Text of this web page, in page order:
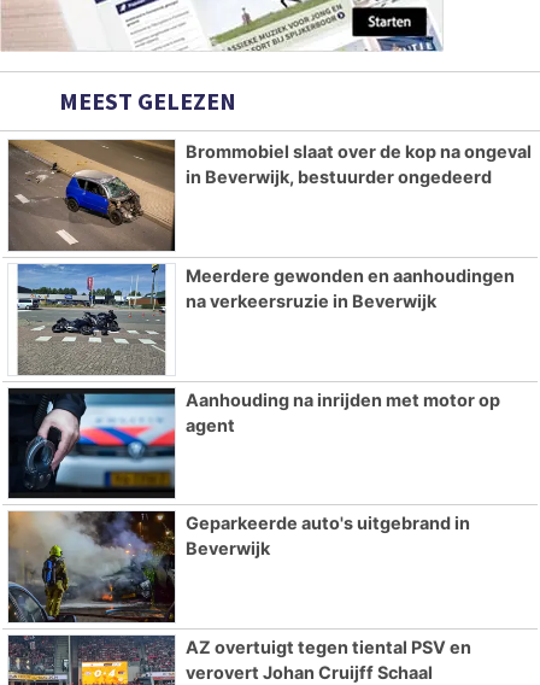
MEEST GELEZEN
Brommobiel slaat over de kop na ongeval
in Beverwijk, bestuurder ongedeerd
Meerdere gewonden en aanhoudingen
na verkeersruzie in Beverwijk
Aanhouding na inrijden met motor op
agent
Geparkeerde auto's uitgebrand in
Beverwijk
AZ overtuigt tegen tiental PSV en
verovert Johan Cruijff Schaal